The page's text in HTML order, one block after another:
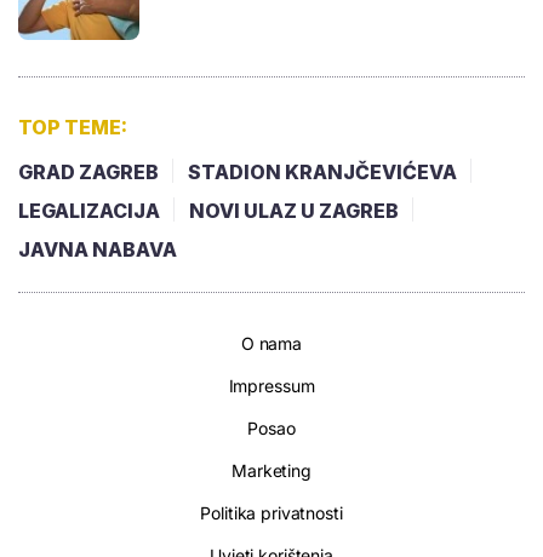
TOP TEME:
GRAD ZAGREB
STADION KRANJČEVIĆEVA
LEGALIZACIJA
NOVI ULAZ U ZAGREB
JAVNA NABAVA
O nama
Impressum
Posao
Marketing
Politika privatnosti